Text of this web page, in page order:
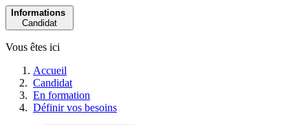
Informations
Candidat
Vous êtes ici
Accueil
Candidat
En formation
Définir vos besoins